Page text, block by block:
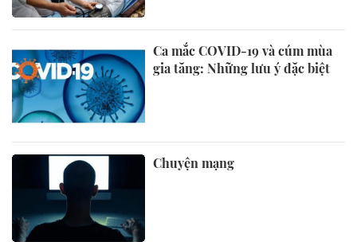
Ca mắc COVID-19 và cúm mùa
gia tăng: Những lưu ý đặc biệt
Chuyện mạng